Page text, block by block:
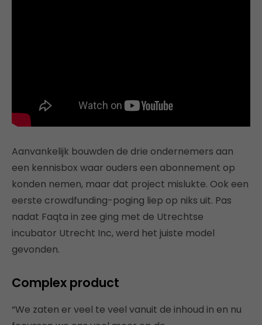
Aanvankelijk bouwden de drie ondernemers aan
een kennisbox waar ouders een abonnement op
konden nemen, maar dat project mislukte. Ook een
eerste crowdfunding-poging liep op niks uit. Pas
nadat Faqta in zee ging met de Utrechtse
incubator Utrecht Inc, werd het juiste model
gevonden.
Complex product
“We zaten er veel te veel vanuit de inhoud in en nu